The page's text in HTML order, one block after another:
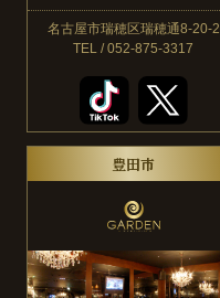
名古屋市瑞穂区瑞穂通8-20-2
TEL / 052-875-3317
豊田市